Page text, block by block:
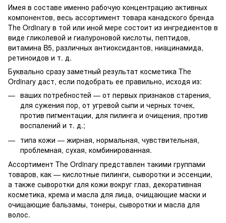
Имея в составе именно рабочую концентрацию активных
компонентов, весь ассортимент товара канадского бренда
The Ordinary в той или иной мере состоит из ингредиентов в
виде гликолевой и гиалуроновой кислоты, пептидов,
витамина B5, различных антиоксидантов, ниацинамида,
ретиноидов и т. д.
Буквально сразу заметный результат косметика The
Ordinary даст, если подобрать ее правильно, исходя из:
ваших потребностей — от первых признаков старения,
для сужения пор, от угревой сыпи и черных точек,
против пигментации, для пилинга и очищения, против
воспалений и т. д.;
типа кожи — жирная, нормальная, чувствительная,
проблемная, сухая, комбинированная.
Ассортимент The Ordinary представлен такими группами
товаров, как — кислотные пилинги, сыворотки и эссенции,
а также сыворотки для кожи вокруг глаз, декоративная
косметика, крема и масла для лица, очищающие маски и
очищающие бальзамы, тонеры, сыворотки и масла для
волос.